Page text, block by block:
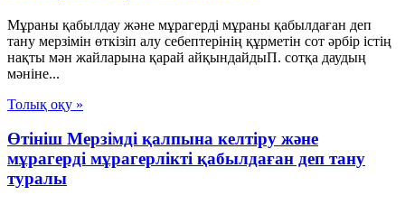
Мұраны қабылдау және мұрагерді мұраны қабылдаған деп
тану мерзімін өткізіп алу себептерінің құрметін сот әрбір істің
нақты мән жайларына қарай айқындайдыП. сотқа даудың
мәніне...
Толық оқу »
Өтініш Мерзімді қалпына келтіру және
мұрагерді мұрагерлікті қабылдаған деп тану
туралы